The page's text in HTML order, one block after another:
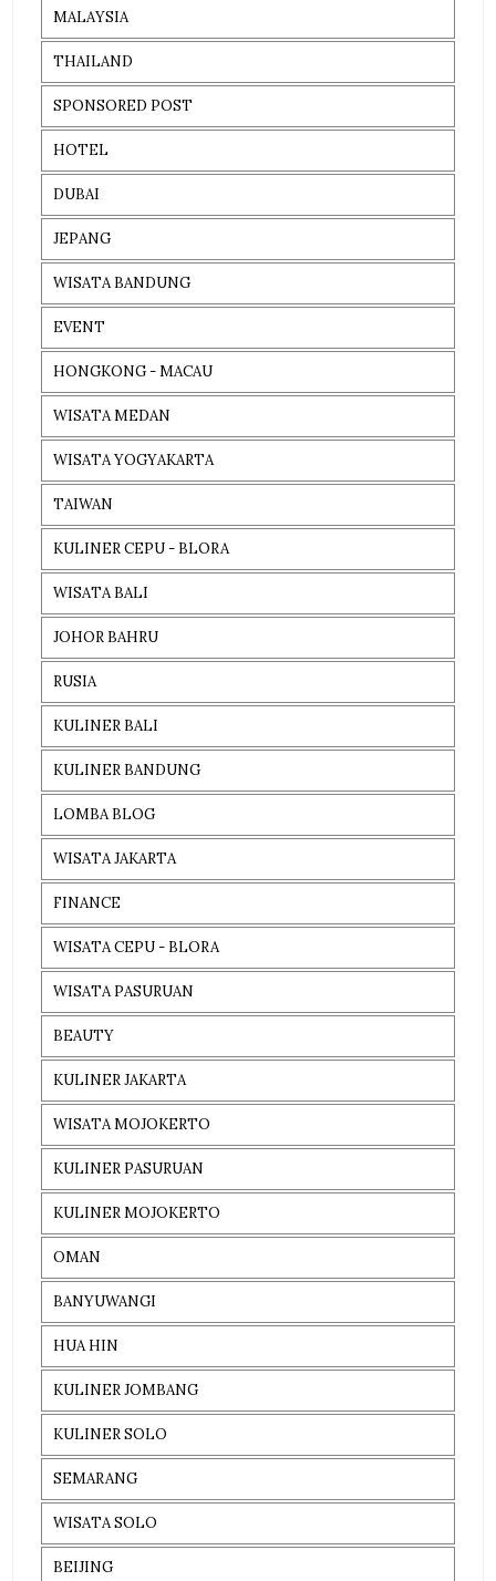
MALAYSIA
THAILAND
SPONSORED POST
HOTEL
DUBAI
JEPANG
WISATA BANDUNG
EVENT
HONGKONG - MACAU
WISATA MEDAN
WISATA YOGYAKARTA
TAIWAN
KULINER CEPU - BLORA
WISATA BALI
JOHOR BAHRU
RUSIA
KULINER BALI
KULINER BANDUNG
LOMBA BLOG
WISATA JAKARTA
FINANCE
WISATA CEPU - BLORA
WISATA PASURUAN
BEAUTY
KULINER JAKARTA
WISATA MOJOKERTO
KULINER PASURUAN
KULINER MOJOKERTO
OMAN
BANYUWANGI
HUA HIN
KULINER JOMBANG
KULINER SOLO
SEMARANG
WISATA SOLO
BEIJING